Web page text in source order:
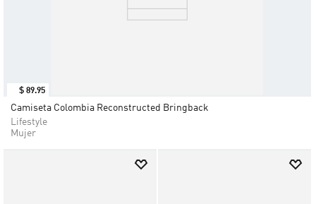
$ 89.95
Camiseta Colombia Reconstructed Bringback
Lifestyle
Mujer